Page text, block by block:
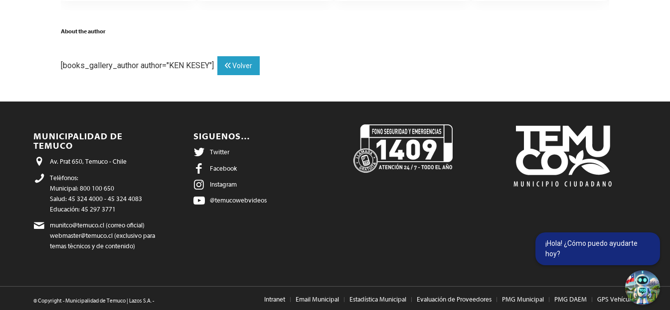
About the author
[books_gallery_author author="KEN KESEY"] Volver
MUNICIPALIDAD DE
TEMUCO
Av. Prat 650, Temuco - Chile
Teléfonos:
Municipal: 800 100 650
Salud: 45 324 4000 - 45 324 4083
Educación: 45 297 3771
munitco@temuco.cl (correo oficial)
webmaster@temuco.cl (exclusivo para
temas técnicos y de contenido)
SIGUENOS…
Twitter
Facebook
Instagram
@temucowebvideos
© Copyright - Municipalidad de Temuco | Lazos S.A. - Intranet Email Municipal Estadística Municipal Evaluación de Proveedores PMG Municipal PMG DAEM GPS Vehículos
¡Hola! ¿Cómo puedo ayudarte
hoy?